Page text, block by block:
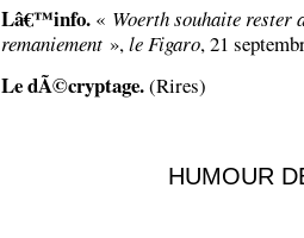
Lâ€™info. « Woerth souhaite rester
remaniement »,le Figaro, 21
Le dÃ©cryptage.(Rires)
HUMOUR